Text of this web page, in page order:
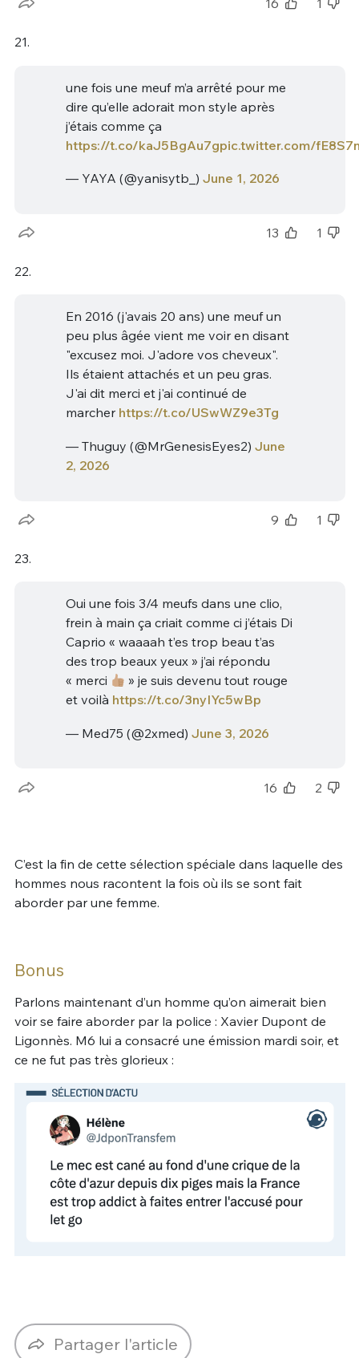
16 1
21.
une fois une meuf m’a arrêté pour me
dire qu’elle adorait mon style après
j’étais comme ça
https://t.co/kaJ5BgAu7gpic.twitter.com/
— YAYA (@yanisytb_) June 1, 2026
13 1
22.
En 2016 (j'avais 20 ans) une meuf un
peu plus âgée vient me voir en disant
"excusez moi. J'adore vos cheveux".
Ils étaient attachés et un peu gras.
J'ai dit merci et j'ai continué de
marcher https://t.co/USwWZ9e3Tg
— Thuguy (@MrGenesisEyes2) June
2, 2026
9 1
23.
Oui une fois 3/4 meufs dans une clio,
frein à main ça criait comme ci j’étais Di
Caprio « waaaah t’es trop beau t’as
des trop beaux yeux » j’ai répondu
« merci
» je suis devenu tout rouge
et voilà https://t.co/3nyIYc5wBp
— Med75 (@2xmed) June 3, 2026
16 2
C’est la fin de cette sélection spéciale dans laquelle des
hommes nous racontent la fois où ils se sont fait
aborder par une femme.
Bonus
Parlons maintenant d’un homme qu’on aimerait bien
voir se faire aborder par la police : Xavier Dupont de
Ligonnès. M6 lui a consacré une émission mardi soir, et
ce ne fut pas très glorieux :
Partager l'article